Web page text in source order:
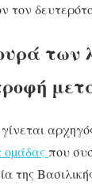
τον
των
οµάδας που
της